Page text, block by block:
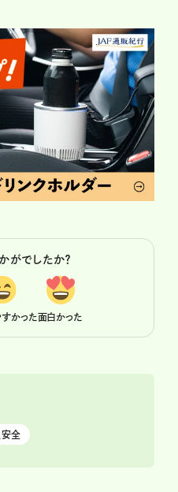
がでしたか？
かった面白かった
全